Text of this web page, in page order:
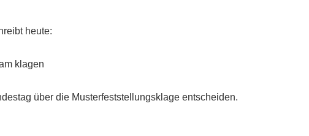
heute:
klagen
über die Musterfeststellungsklage entscheiden.